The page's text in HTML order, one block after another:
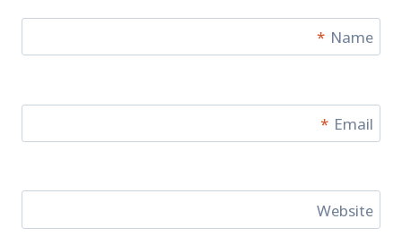
Name
*
Email
*
Website